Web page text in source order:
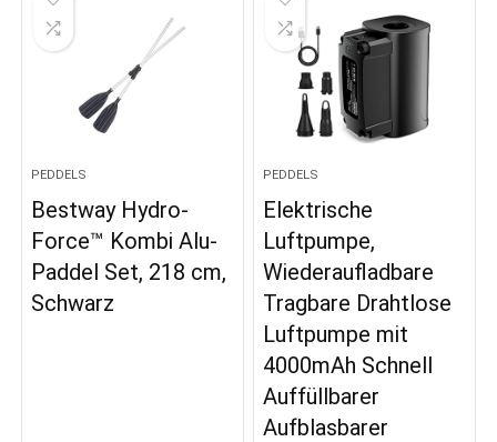
PEDDELS
Bestway Hydro-
Force™ Kombi Alu-
Paddel Set, 218 cm,
Schwarz
PEDDELS
Elektrische
Luftpumpe,
Wiederaufladbare
Tragbare Drahtlose
Luftpumpe mit
4000mAh Schnell
Auffüllbarer
Aufblasbarer